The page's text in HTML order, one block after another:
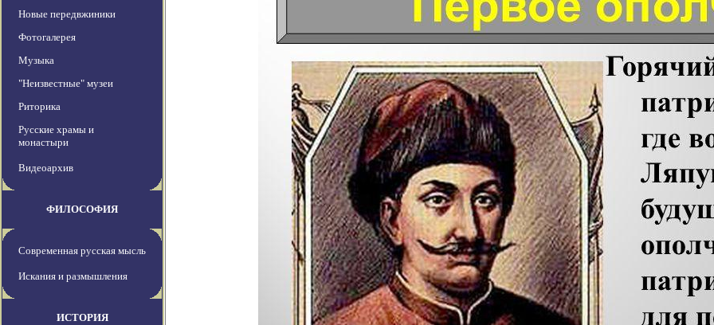
Новые передвжиники
Фотогалерея
Музыка
"Неизвестные" музеи
Риторика
Русские храмы и
монастыри
Видеоархив
ФИЛОСОФИЯ
Современная русская мысль
Искания и размышления
ИСТОРИЯ